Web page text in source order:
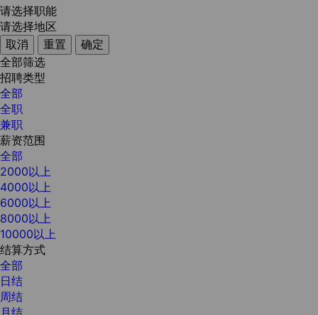
请选择职能
请选择地区
取消
重置
确定
全部筛选
招聘类型
全部
全职
兼职
薪资范围
全部
2000以上
4000以上
6000以上
8000以上
10000以上
结算方式
全部
日结
周结
月结